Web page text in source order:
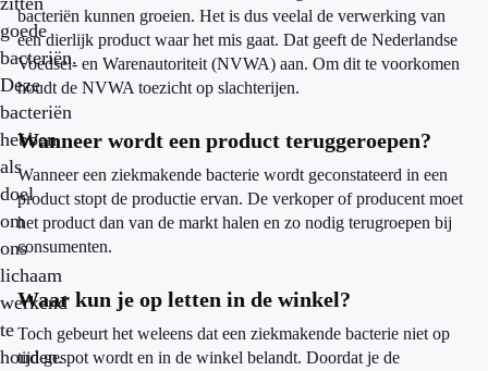
goede
bacteriën.
Deze
bacteriën
hebben
als
doel
om
ons
lichaam
werkend
te
houden.
bacteriën kunnen groeien. Het is dus veelal de verwerking van
een dierlijk product waar het mis gaat. Dat geeft de Nederlandse
Voedsel- en Warenautoriteit (NVWA) aan. Om dit te voorkomen
houdt de NVWA toezicht op slachterijen.
Wanneer wordt een product teruggeroepen?
Wanneer een ziekmakende bacterie wordt geconstateerd in een
product stopt de productie ervan. De verkoper of producent moet
het product dan van de markt halen en zo nodig terugroepen bij
consumenten.
Waar kun je op letten in de winkel?
Toch gebeurt het weleens dat een ziekmakende bacterie niet op
tijd gespot wordt en in de winkel belandt. Doordat je de